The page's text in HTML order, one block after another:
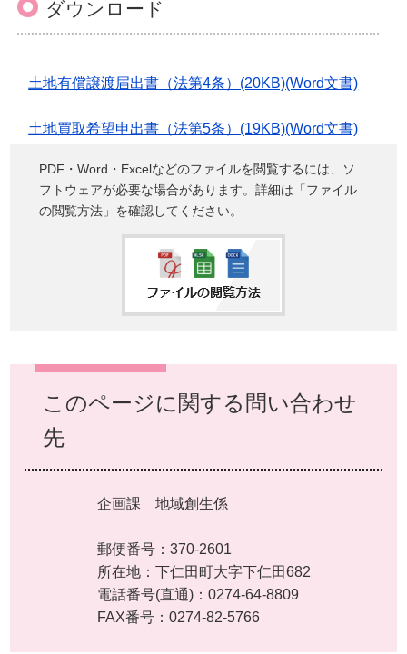
ダウンロード
土地有償譲渡届出書（法第4条）(20KB)(Word文書)
土地買取希望申出書（法第5条）(19KB)(Word文書)
PDF・Word・Excelなどのファイルを閲覧するには、ソ
フトウェアが必要な場合があります。詳細は「ファイル
の閲覧方法」を確認してください。
このページに関する問い合わせ
先
企画課 地域創生係
郵便番号：370-2601
所在地：下仁田町大字下仁田682
電話番号(直通)：0274-64-8809
FAX番号：0274-82-5766